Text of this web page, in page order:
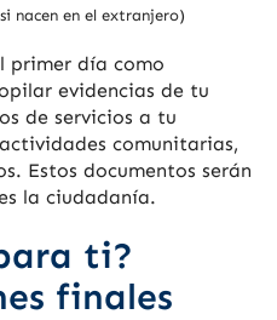
nacen en el extranjero)
primer día como
evidencias de tu
de servicios a tu
comunitarias,
Estos documentos serán
la ciudadanía.
ti?
finales